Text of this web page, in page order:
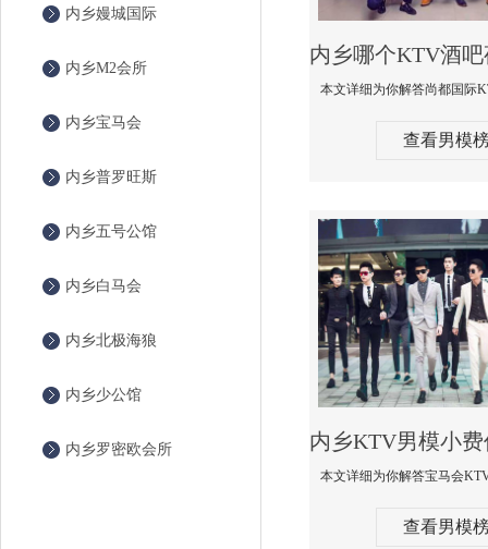
内乡嫚城国际
内乡M2会所
内乡宝马会
内乡普罗旺斯
内乡五号公馆
内乡白马会
内乡北极海狼
内乡少公馆
内乡罗密欧会所
查看男模
查看男模